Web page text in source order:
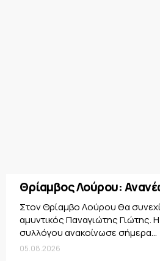
Θρίαμβος Λούρου:
Στον Θρίαμβο Λούρου θα
αμυντικός Παναγιώτης Γιώτης.
συλλόγου ανακοίνωσε σήμερα...
05.08.2026